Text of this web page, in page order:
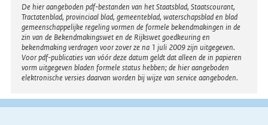
Disclaimer
De hier aangeboden pdf-bestanden van het Staatsblad, Staatscourant,
Tractatenblad, provinciaal blad, gemeenteblad, waterschapsblad en blad
gemeenschappelijke regeling vormen de formele bekendmakingen in de
zin van de Bekendmakingswet en de Rijkswet goedkeuring en
bekendmaking verdragen voor zover ze na 1 juli 2009 zijn uitgegeven.
Voor pdf-publicaties van vóór deze datum geldt dat alleen de in papieren
vorm uitgegeven bladen formele status hebben; de hier aangeboden
elektronische versies daarvan worden bij wijze van service aangeboden.